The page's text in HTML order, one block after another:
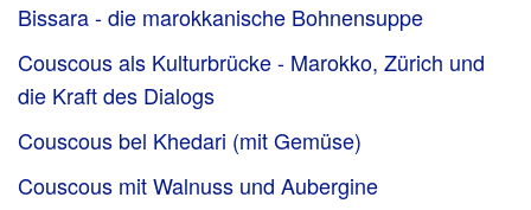
Bissara - die marokkanische Bohnensuppe
Couscous als Kulturbrücke - Marokko, Zürich und
die Kraft des Dialogs
Couscous bel Khedari (mit Gemüse)
Couscous mit Walnuss und Aubergine